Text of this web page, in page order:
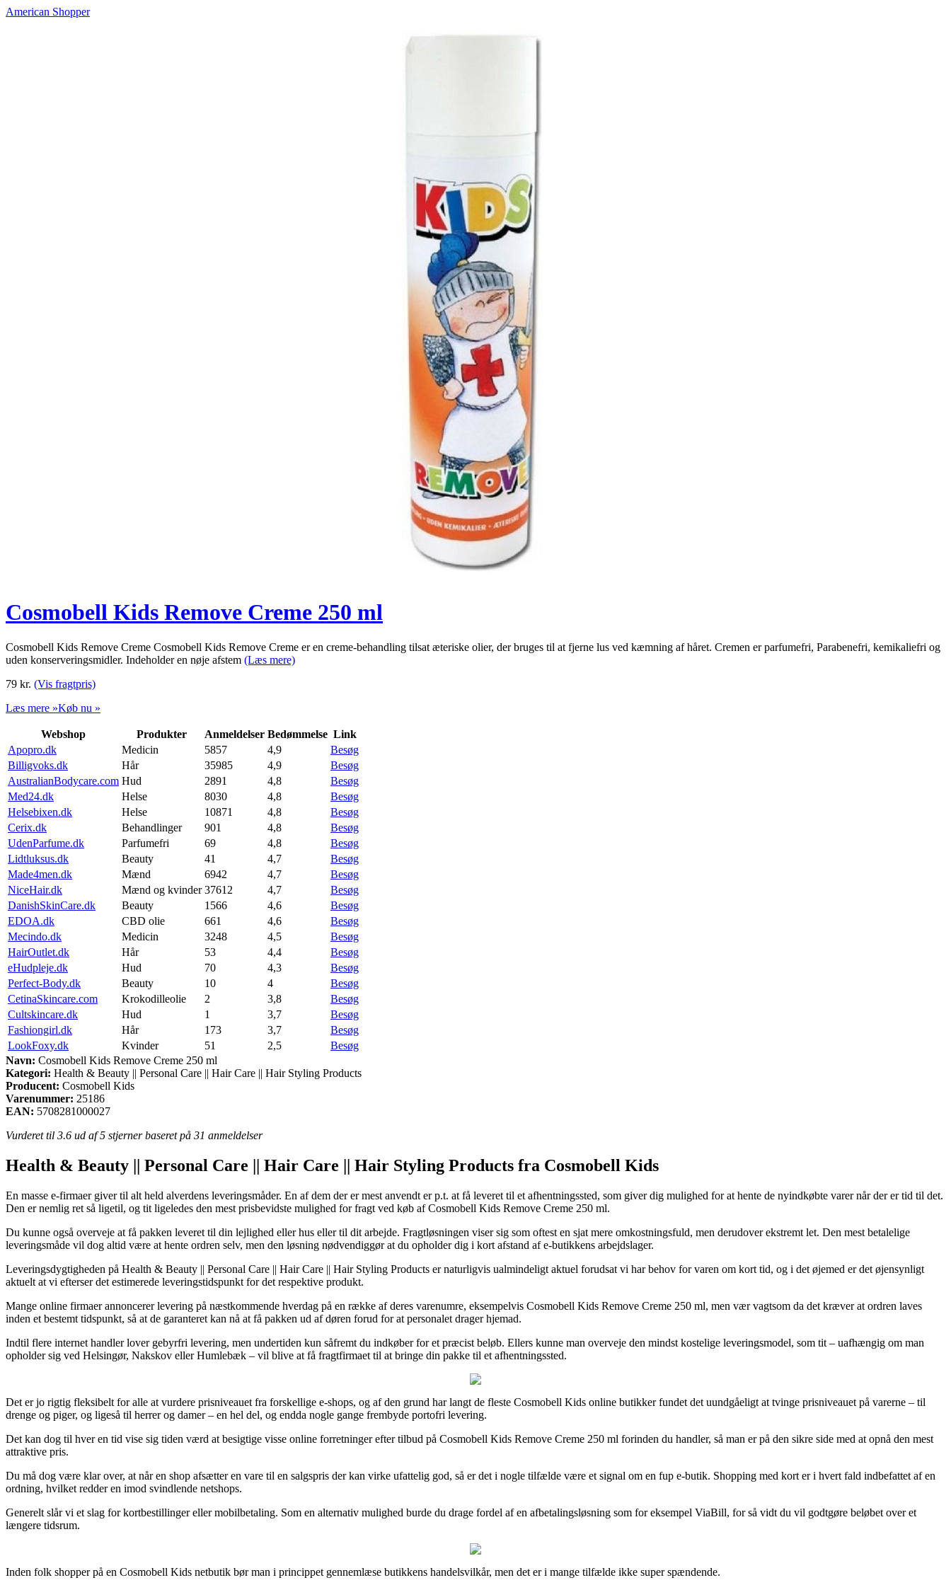
American Shopper
Cosmobell Kids Remove Creme 250 ml
Cosmobell Kids Remove Creme Cosmobell Kids Remove Creme er en creme-behandling tilsat æteriske olier, der bruges til at fjerne lus ved kæmning af håret. Cremen er parfumefri, Parabenefri, kemikaliefri og
uden konserveringsmidler. Indeholder en nøje afstem (Læs mere)
79 kr. (Vis fragtpris)
Læs mere »Køb nu »
Webshop Produkter Anmeldelser Bedømmelse Link
Apopro.dk
Medicin 5857 4,9
Besøg
Billigvoks.dk
Hår 35985 4,9
Besøg
AustralianBodycare.com Hud 2891 4,8
Besøg
Med24.dk
Helse 8030 4,8
Besøg
Helsebixen.dk
Helse 10871 4,8
Besøg
Cerix.dk
Behandlinger 901 4,8
Besøg
UdenParfume.dk
Parfumefri 69 4,8
Besøg
Lidtluksus.dk
Beauty 41 4,7
Besøg
Made4men.dk
Mænd 6942 4,7
Besøg
NiceHair.dk
Mænd og kvinder 37612 4,7
Besøg
DanishSkinCare.dk
Beauty 1566 4,6
Besøg
EDOA.dk
CBD olie 661 4,6
Besøg
Mecindo.dk
Medicin 3248 4,5
Besøg
HairOutlet.dk
Hår 53 4,4
Besøg
eHudpleje.dk
Hud 70 4,3
Besøg
Perfect-Body.dk
Beauty 10 4
Besøg
CetinaSkincare.com
Krokodilleolie 2 3,8
Besøg
Cultskincare.dk
Hud 1 3,7
Besøg
Fashiongirl.dk
Hår 173 3,7
Besøg
LookFoxy.dk
Kvinder 51 2,5
Besøg
Navn: Cosmobell Kids Remove Creme 250 ml
Kategori: Health & Beauty || Personal Care || Hair Care || Hair Styling Products
Producent: Cosmobell Kids
Varenummer: 25186
EAN: 5708281000027
Vurderet til 3.6 ud af 5 stjerner baseret på 31 anmeldelser
Health & Beauty || Personal Care || Hair Care || Hair Styling Products fra Cosmobell Kids
En masse e-firmaer giver til alt held alverdens leveringsmåder. En af dem der er mest anvendt er p.t. at få leveret til et afhentningssted, som giver dig mulighed for at hente de nyindkøbte varer når der er tid til det.
Den er nemlig ret så ligetil, og tit ligeledes den mest prisbevidste mulighed for fragt ved køb af Cosmobell Kids Remove Creme 250 ml.
Du kunne også overveje at få pakken leveret til din lejlighed eller hus eller til dit arbejde. Fragtløsningen viser sig som oftest en sjat mere omkostningsfuld, men derudover ekstremt let. Den mest betalelige
leveringsmåde vil dog altid være at hente ordren selv, men den løsning nødvendiggør at du opholder dig i kort afstand af e-butikkens arbejdslager.
Leveringsdygtigheden på Health & Beauty || Personal Care || Hair Care || Hair Styling Products er naturligvis ualmindeligt aktuel forudsat vi har behov for varen om kort tid, og i det øjemed er det øjensynligt
aktuelt at vi efterser det estimerede leveringstidspunkt for det respektive produkt.
Mange online firmaer annoncerer levering på næstkommende hverdag på en række af deres varenumre, eksempelvis Cosmobell Kids Remove Creme 250 ml, men vær vagtsom da det kræver at ordren laves
inden et bestemt tidspunkt, så at de garanteret kan nå at få pakken ud af døren forud for at personalet drager hjemad.
Indtil flere internet handler lover gebyrfri levering, men undertiden kun såfremt du indkøber for et præcist beløb. Ellers kunne man overveje den mindst kostelige leveringsmodel, som tit – uafhængig om man
opholder sig ved Helsingør, Nakskov eller Humlebæk – vil blive at få fragtfirmaet til at bringe din pakke til et afhentningssted.
Det er jo rigtig fleksibelt for alle at vurdere prisniveauet fra forskellige e-shops, og af den grund har langt de fleste Cosmobell Kids online butikker fundet det uundgåeligt at tvinge prisniveauet på varerne – til
drenge og piger, og ligeså til herrer og damer – en hel del, og endda nogle gange frembyde portofri levering.
Det kan dog til hver en tid vise sig tiden værd at besigtige visse online forretninger efter tilbud på Cosmobell Kids Remove Creme 250 ml forinden du handler, så man er på den sikre side med at opnå den mest
attraktive pris.
Du må dog være klar over, at når en shop afsætter en vare til en salgspris der kan virke ufattelig god, så er det i nogle tilfælde være et signal om en fup e-butik. Shopping med kort er i hvert fald indbefattet af en
ordning, hvilket redder en imod svindlende netshops.
Generelt slår vi et slag for kortbestillinger eller mobilbetaling. Som en alternativ mulighed burde du drage fordel af en afbetalingsløsning som for eksempel ViaBill, for så vidt du vil godtgøre beløbet over et
længere tidsrum.
Inden folk shopper på en Cosmobell Kids netbutik bør man i princippet gennemlæse butikkens handelsvilkår, men det er i mange tilfælde ikke super spændende.